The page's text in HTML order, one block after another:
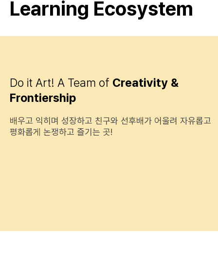
Learning Ecosystem
Do it Art! A Team of Creativity &
Frontiership
배우고 익히며 성장하고 친구와 선후배가 어울려 자유롭고
평화롭게 논쟁하고 즐기는 곳!